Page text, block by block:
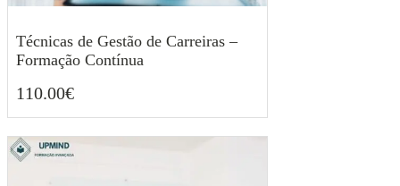
Técnicas de Gestão de Carreiras –
Formação Contínua
110.00€